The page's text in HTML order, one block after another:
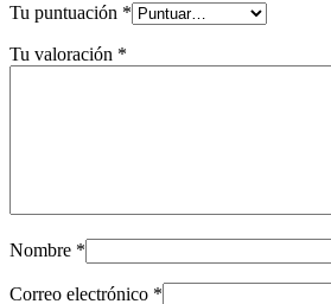
Tu puntuación *
Tu valoración *
Nombre *
Correo electrónico *